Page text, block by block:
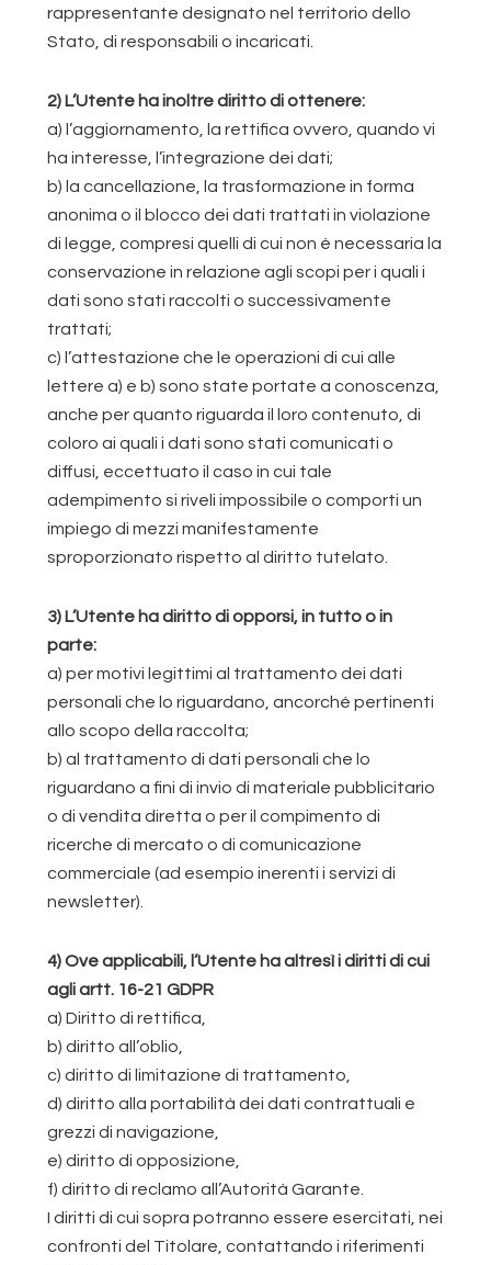
rappresentante designato nel territorio dello
Stato, di responsabili o incaricati.
2) L’Utente ha inoltre diritto di ottenere:
a) l’aggiornamento, la rettifica ovvero, quando vi
ha interesse, l’integrazione dei dati;
b) la cancellazione, la trasformazione in forma
anonima o il blocco dei dati trattati in violazione
di legge, compresi quelli di cui non è necessaria la
conservazione in relazione agli scopi per i quali i
dati sono stati raccolti o successivamente
trattati;
c) l’attestazione che le operazioni di cui alle
lettere a) e b) sono state portate a conoscenza,
anche per quanto riguarda il loro contenuto, di
coloro ai quali i dati sono stati comunicati o
diffusi, eccettuato il caso in cui tale
adempimento si riveli impossibile o comporti un
impiego di mezzi manifestamente
sproporzionato rispetto al diritto tutelato.
3) L’Utente ha diritto di opporsi, in tutto o in
parte:
a) per motivi legittimi al trattamento dei dati
personali che lo riguardano, ancorché pertinenti
allo scopo della raccolta;
b) al trattamento di dati personali che lo
riguardano a fini di invio di materiale pubblicitario
o di vendita diretta o per il compimento di
ricerche di mercato o di comunicazione
commerciale (ad esempio inerenti i servizi di
newsletter).
4) Ove applicabili, l’Utente ha altresì i diritti di cui
agli artt. 16-21 GDPR
a) Diritto di rettifica,
b) diritto all’oblio,
c) diritto di limitazione di trattamento,
d) diritto alla portabilità dei dati contrattuali e
grezzi di navigazione,
e) diritto di opposizione,
f) diritto di reclamo all’Autorità Garante.
I diritti di cui sopra potranno essere esercitati, nei
confronti del Titolare, contattando i riferimenti